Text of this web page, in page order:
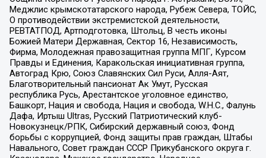
Меджлис крымскотатарского народа, Рубеж Севера, ТОЙС,
О противодействии экстремистской деятельности,
РЕВТАТПОД, Артподготовка, Штольц, В честь иконы
Божией Матери Державная, Сектор 16, Независимость,
Фирма, Молодежная правозащитная группа МПГ, Курсом
Правды и Единения, Каракольская инициативная группа,
Автоград Крю, Союз Славянских Сил Руси, Алля-Аят,
Благотворительный пансионат Ак Умут, Русская
республика Русь, Арестантское уголовное единство,
Башкорт, Нация и свобода, Нация и свобода, W.H.С., Фалунь
Дафа, Иртыш Ultras, Русский Патриотический клуб-
Новокузнецк/РПК, Сибирский державный союз, Фонд
борьбы с коррупцией, Фонд защиты прав граждан, Штабы
Навального, Совет граждан СССР Прикубанского округа г.